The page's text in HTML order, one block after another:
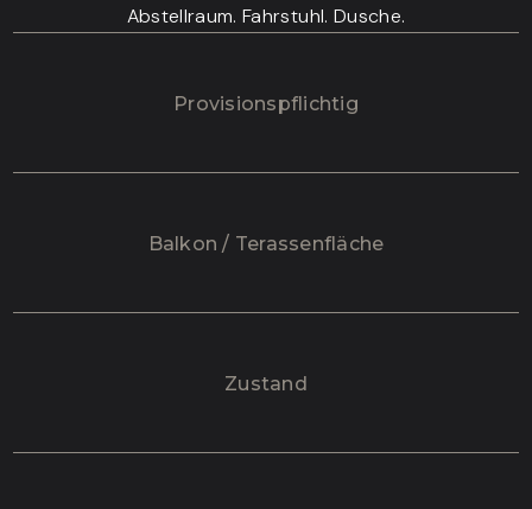
Abstellraum. Fahrstuhl. Dusche.
Provisionspflichtig
Balkon / Terassenfläche
Zustand